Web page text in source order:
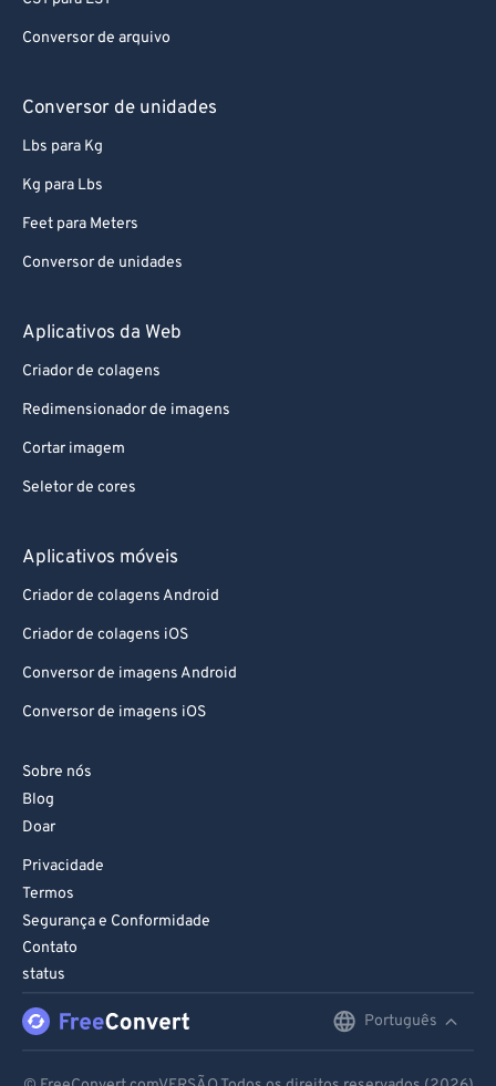
Conversor de arquivo
Conversor de unidades
Lbs para Kg
Kg para Lbs
Feet para Meters
Conversor de unidades
Aplicativos da Web
Criador de colagens
Redimensionador de imagens
Cortar imagem
Seletor de cores
Aplicativos móveis
Criador de colagens Android
Criador de colagens iOS
Conversor de imagens Android
Conversor de imagens iOS
Sobre nós
Blog
Doar
Privacidade
Termos
Segurança e Conformidade
Contato
status
Português